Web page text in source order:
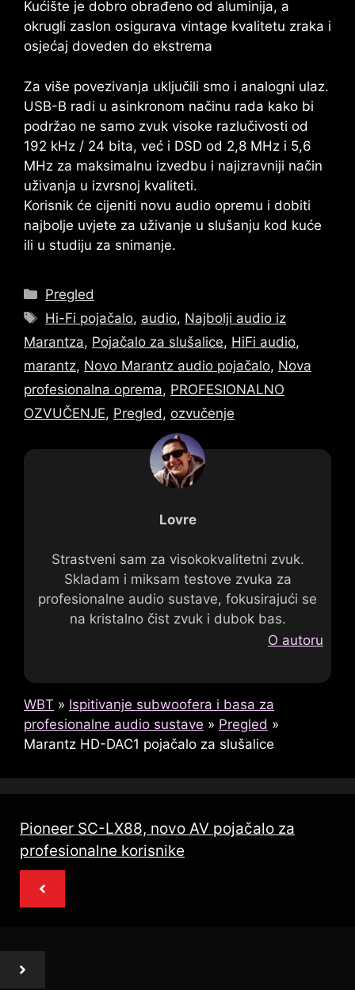
Kućište je dobro obrađeno od aluminija, a
okrugli zaslon osigurava vintage kvalitetu zraka i
osjećaj doveden do ekstrema
Za više povezivanja uključili smo i analogni ulaz.
USB-B radi u asinkronom načinu rada kako bi
podržao ne samo zvuk visoke razlučivosti od
192 kHz / 24 bita, već i DSD od 2,8 MHz i 5,6
MHz za maksimalnu izvedbu i najizravniji način
uživanja u izvrsnoj kvaliteti.
Korisnik će cijeniti novu audio opremu i dobiti
najbolje uvjete za uživanje u slušanju kod kuće
ili u studiju za snimanje.
kategorije
Pregled
Oznake
Hi-Fi pojačalo, audio, Najbolji audio iz
Marantza, Pojačalo za slušalice, HiFi audio,
marantz, Novo Marantz audio pojačalo, Nova
profesionalna oprema, PROFESIONALNO
OZVUČENJE, Pregled, ozvučenje
Lovre
Strastveni sam za visokokvalitetni zvuk.
Skladam i miksam testove zvuka za
profesionalne audio sustave, fokusirajući se
na kristalno čist zvuk i dubok bas.
O autoru
WBT » Ispitivanje subwoofera i basa za
profesionalne audio sustave » Pregled »
Marantz HD-DAC1 pojačalo za slušalice
Pioneer SC-LX88, novo AV pojačalo za
profesionalne korisnike